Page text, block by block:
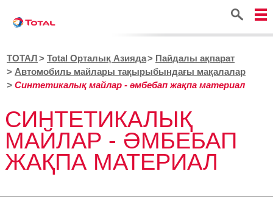
Іздестіру
ТОТАЛ Total Орталық Азияда
Пайдалы ақпарат
Автомобиль майлары тақырыбындағы мақалалар
Синтетикалық майлар - әмбебап жақпа материал
СИНТЕТИКАЛЫҚ
МАЙЛАР - ӘМБЕБАП
ЖАҚПА МАТЕРИАЛ